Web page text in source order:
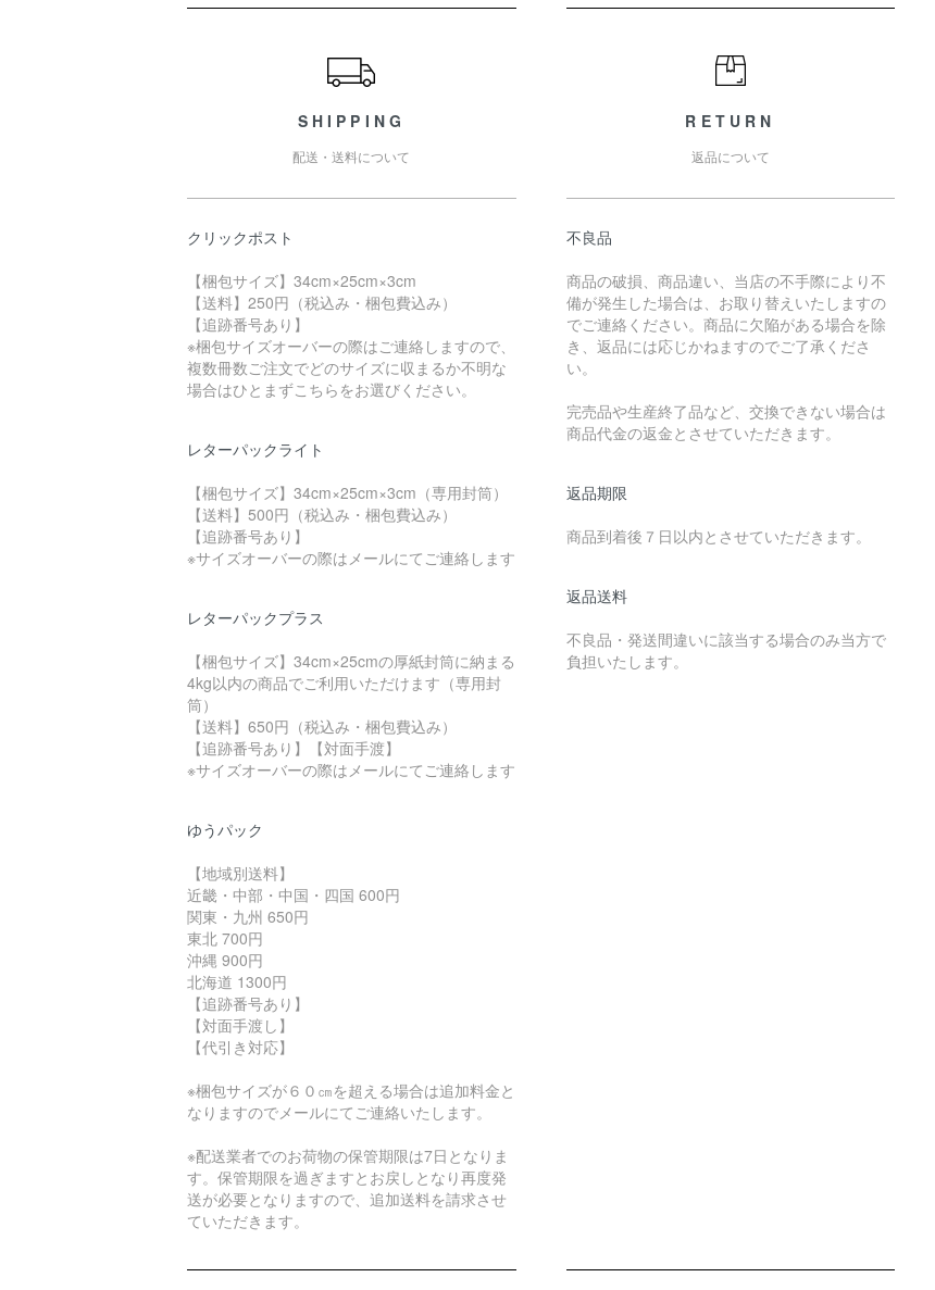
SHIPPING
配送・送料について
クリックポスト
【梱包サイズ】34cm×25cm×3cm
【送料】250円（税込み・梱包費込み）
【追跡番号あり】
※梱包サイズオーバーの際はご連絡しますので、
複数冊数ご注文でどのサイズに収まるか不明な
場合はひとまずこちらをお選びください。
レターパックライト
【梱包サイズ】34cm×25cm×3cm（専用封筒）
【送料】500円（税込み・梱包費込み）
【追跡番号あり】
※サイズオーバーの際はメールにてご連絡します
レターパックプラス
【梱包サイズ】34cm×25cmの厚紙封筒に納まる
4kg以内の商品でご利用いただけます（専用封
筒）
【送料】650円（税込み・梱包費込み）
【追跡番号あり】【対面手渡】
※サイズオーバーの際はメールにてご連絡します
ゆうパック
【地域別送料】
近畿・中部・中国・四国 600円
関東・九州 650円
東北 700円
沖縄 900円
北海道 1300円
【追跡番号あり】
【対面手渡し】
【代引き対応】
※梱包サイズが６０㎝を超える場合は追加料金と
なりますのでメールにてご連絡いたします。
※配送業者でのお荷物の保管期限は7日となりま
す。保管期限を過ぎますとお戻しとなり再度発
送が必要となりますので、追加送料を請求させ
ていただきます。
RETURN
返品について
不良品
商品の破損、商品違い、当店の不手際により不
備が発生した場合は、お取り替えいたしますの
でご連絡ください。商品に欠陥がある場合を除
き、返品には応じかねますのでご了承くださ
い。
完売品や生産終了品など、交換できない場合は
商品代金の返金とさせていただきます。
返品期限
商品到着後７日以内とさせていただきます。
返品送料
不良品・発送間違いに該当する場合のみ当方で
負担いたします。